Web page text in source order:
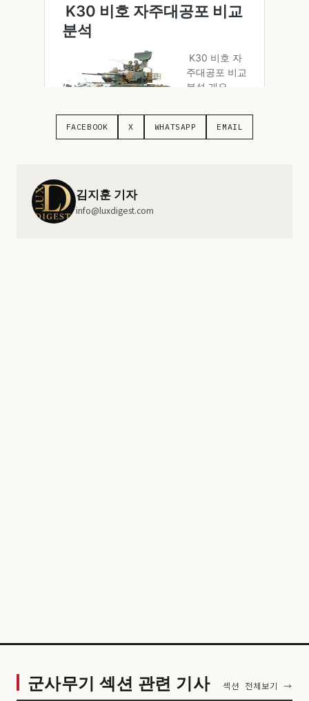
FACEBOOK X WHATSAPP EMAIL
김지훈 기자
info@luxdigest.com
군사무기 섹션 관련 기사 섹션 전체보기 →